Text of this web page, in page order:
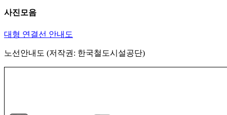
사진모음
대형 연결선 안내도
노선안내도 (저작권: 한국철도시설공단)